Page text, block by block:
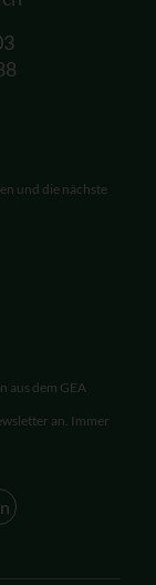
und die nächste
aus dem GEA
an. Immer